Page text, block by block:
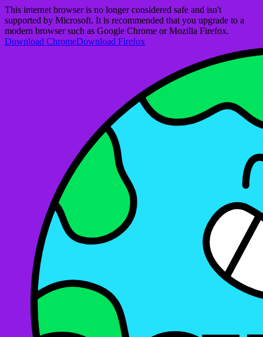
This internet browser is no longer considered safe and isn't
supported by Microsoft. It is recommended that you upgrade to a
modern browser such as Google Chrome or Mozilla Firefox.
Download ChromeDownload Firefox